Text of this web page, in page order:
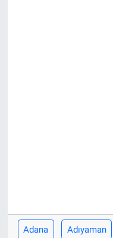
Adana Adıyaman